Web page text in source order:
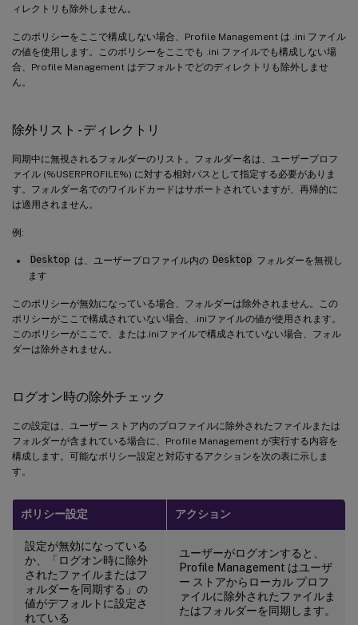
ィレクトリも除外しません。
このポリシーをここで構成しない場合、Profile Management は .ini ファイル
の値を使用します。このポリシーをここでも .ini ファイルでも構成しない場
合、Profile Management はデフォルトでどのディレクトリも除外しませ
ん。
除外リスト - ディレクトリ
同期中に無視されるフォルダーのリスト。フォルダー名は、ユーザープロフ
ァイル (%USERPROFILE%) に対する相対パスとして指定する必要がありま
す。フォルダー名でのワイルドカードはサポートされていますが、再帰的に
は適用されません。
例:
Desktop は、ユーザープロファイル内の Desktop フォルダーを無視し
ます
このポリシーが無効になっている場合、フォルダーは除外されません。この
ポリシーがここで構成されていない場合、.iniファイルの値が使用されます。
このポリシーがここで、または.iniファイルで構成されていない場合、フォル
ダーは除外されません。
ログオン時の除外チェック
この設定は、ユーザー ストア内のプロファイルに除外されたファイルまたは
フォルダーが含まれている場合に、Profile Management が実行する内容を
構成します。可能なポリシー設定と対応するアクションを次の表に示しま
す。
ポリシー設定 アクション
設定が無効になっている
か、「ログオン時に除外
されたファイルまたはフ
ォルダーを同期する」の
値がデフォルトに設定さ
れている
ユーザーがログオンすると、
Profile Management はユーザ
ー ストアからローカル プロフ
ァイルに除外されたファイルま
たはフォルダーを同期します。